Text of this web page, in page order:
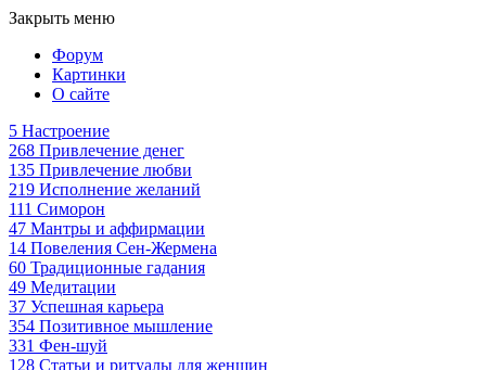
Закрыть меню
Форум
Картинки
О сайте
5 Настроение
268 Привлечение денег
135 Привлечение любви
219 Исполнение желаний
111 Симорон
47 Мантры и аффирмации
14 Повеления Сен-Жермена
60 Традиционные гадания
49 Медитации
37 Успешная карьера
354 Позитивное мышление
331 Фен-шуй
128 Статьи и ритуалы для женщин